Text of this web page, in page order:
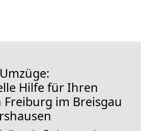
Hilfe für Ihren
Freiburg im Breisgau